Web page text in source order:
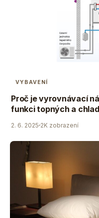
VYBAVENÍ
Proč je vyrovnávací
funkci topných a
2. 6. 2025 2K zobrazení